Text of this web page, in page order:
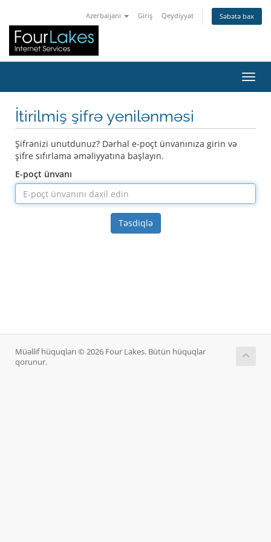
Azerbaijani Giriş Qeydiyyat Səbətə bax
İtirilmiş şifrə yenilənməsi
Şifrənizi unutdunuz? Dərhal e-poçt ünvanınıza girin və
şifre sıfırlama əməliyyatına başlayın.
E-poçt ünvanı
Təsdiqlə
Müəllif hüquqları © 2026 Four Lakes. Bütün hüquqlar
qorunur.